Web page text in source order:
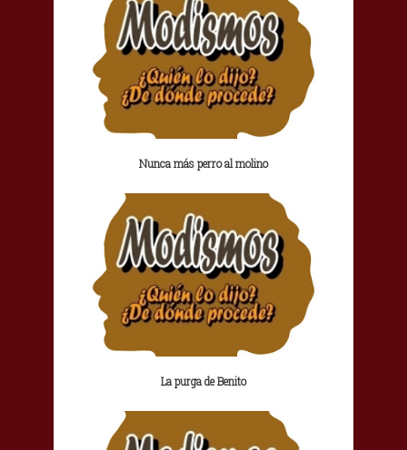
Nunca más perro al molino
La purga de Benito